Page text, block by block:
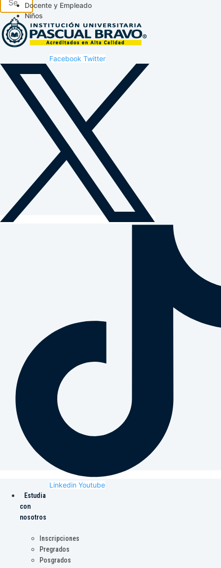
Docente y Empleado
Niños
Facebook Twitter
Linkedin Youtube
Estudia
con
nosotros
Inscripciones
Pregrados
Posgrados